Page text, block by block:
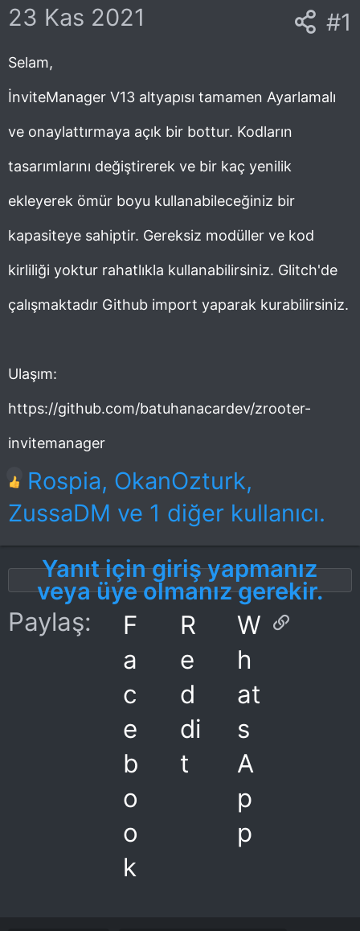
ş
a
n
i
h
i
r
23 Kas 2021 #1
Selam,
İnviteManager V13 altyapısı tamamen Ayarlamalı
ve onaylattırmaya açık bir bottur. Kodların
tasarımlarını değiştirerek ve bir kaç yenilik
ekleyerek ömür boyu kullanabileceğiniz bir
kapasiteye sahiptir. Gereksiz modüller ve kod
kirliliği yoktur rahatlıkla kullanabilirsiniz. Glitch'de
çalışmaktadır Github import yaparak kurabilirsiniz.
Ulaşım:
https://github.com/batuhanacardev/zrooter-
invitemanager
T
e
p
k
i
Rospia, OkanOzturk,
ZussaDM ve 1 diğer kullanıcı.
Yanıt için giriş yapmanız
veya üye olmanız gerekir.
Paylaş:
F
a
c
e
b
o
o
k
R
e
d
di
t
W
h
at
s
A
p
p